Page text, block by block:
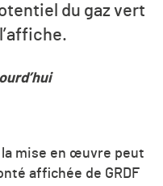
du gaz vert
mise en œuvre peut
affichée de GRDF